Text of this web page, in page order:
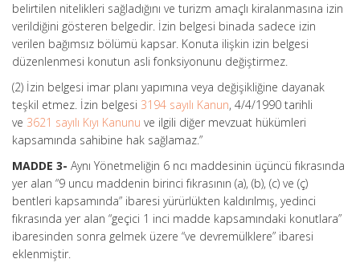
belirtilen nitelikleri sağladığını ve turizm amaçlı kiralanmasına izin
verildiğini gösteren belgedir. İzin belgesi binada sadece izin
verilen bağımsız bölümü kapsar. Konuta ilişkin izin belgesi
düzenlenmesi konutun asli fonksiyonunu değiştirmez.
(2) İzin belgesi imar planı yapımına veya değişikliğine dayanak
teşkil etmez. İzin belgesi 3194 sayılı Kanun, 4/4/1990 tarihli
ve 3621 sayılı Kıyı Kanunu ve ilgili diğer mevzuat hükümleri
kapsamında sahibine hak sağlamaz.”
MADDE 3- Aynı Yönetmeliğin 6 ncı maddesinin üçüncü fıkrasında
yer alan “9 uncu maddenin birinci fıkrasının (a), (b), (c) ve (ç)
bentleri kapsamında” ibaresi yürürlükten kaldırılmış, yedinci
fıkrasında yer alan “geçici 1 inci madde kapsamındaki konutlara”
ibaresinden sonra gelmek üzere “ve devremülklere” ibaresi
eklenmiştir.